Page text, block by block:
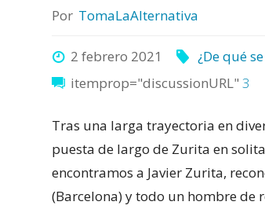
Por TomaLaAlternativa
2 febrero 2021 ¿De qué
itemprop="discussionURL" 3
Tras una larga trayectoria en
puesta de largo de Zurita en
encontramos a Javier Zurita,
(Barcelona) y todo un hombre de